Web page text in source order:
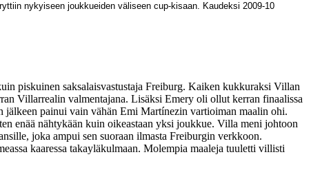
nykyiseen joukkueiden väliseen cup-kisaan. Kaudeksi 2009-10
piskuinen saksalaisvastustaja Freiburg. Kaiken kukkuraksi Villan
Villarrealin valmentajana. Lisäksi Emery oli ollut kerran finaalissa
painui vain vähän Emi Martínezin vartioiman maalin ohi.
enää nähtykään kuin oikeastaan yksi joukkue. Villa meni johtoon
joka ampui sen suoraan ilmasta Freiburgin verkkoon.
kaaressa takayläkulmaan. Molempia maaleja tuuletti villisti